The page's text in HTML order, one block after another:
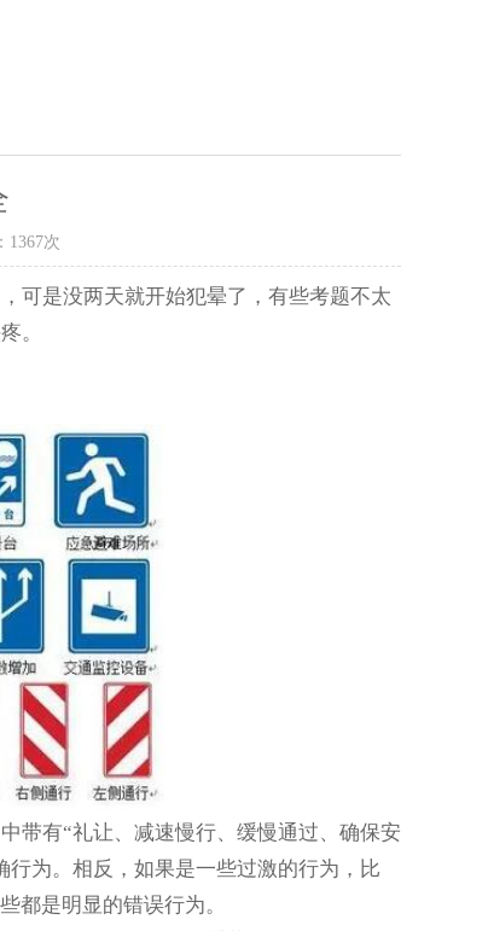
1367次
可是没两天就开始犯晕了，有些考题不太
。
带有“礼让、减速慢行、缓慢通过、确保安
为。相反，如果是一些过激的行为，比
都是明显的错误行为。